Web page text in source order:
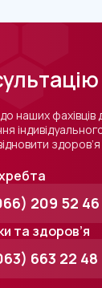
наших
здоров’я
209 52 46
та здоров’я
663 22 48